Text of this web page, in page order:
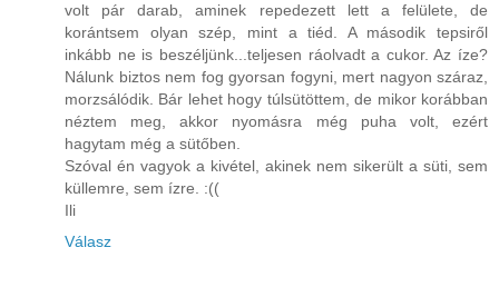
volt pár darab, aminek repedezett lett a felülete, de
korántsem olyan szép, mint a tiéd. A második tepsiről
inkább ne is beszéljünk...teljesen ráolvadt a cukor. Az íze?
Nálunk biztos nem fog gyorsan fogyni, mert nagyon száraz,
morzsálódik. Bár lehet hogy túlsütöttem, de mikor korábban
néztem meg, akkor nyomásra még puha volt, ezért
hagytam még a sütőben.
Szóval én vagyok a kivétel, akinek nem sikerült a süti, sem
küllemre, sem ízre. :((
Ili
Válasz